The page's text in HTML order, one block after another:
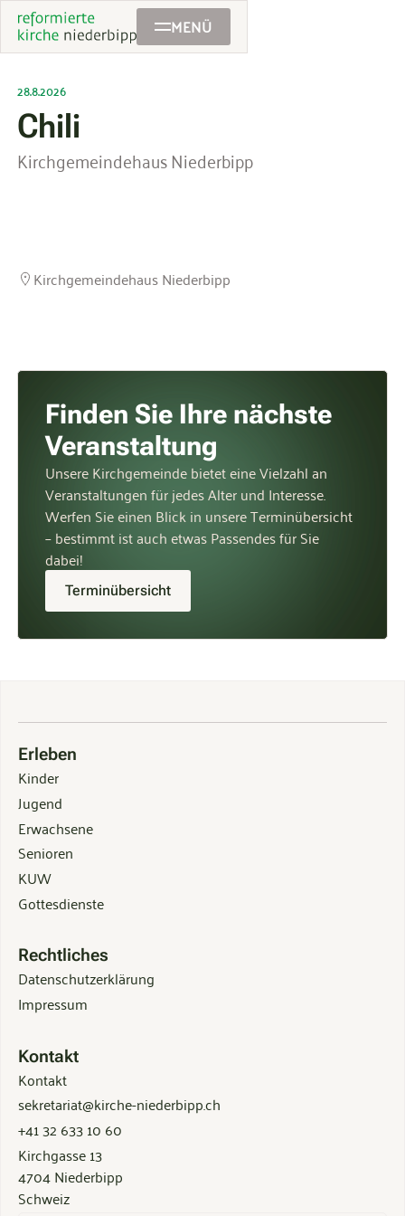
MENÜ
28.8.2026
Chili
Kirchgemeindehaus Niederbipp
Kirchgemeindehaus Niederbipp
Finden Sie Ihre nächste
Veranstaltung
Unsere Kirchgemeinde bietet eine Vielzahl an
Veranstaltungen für jedes Alter und Interesse.
Werfen Sie einen Blick in unsere Terminübersicht
– bestimmt ist auch etwas Passendes für Sie
dabei!
Terminübersicht
Erleben
Kinder
Jugend
Erwachsene
Senioren
KUW
Gottesdienste
Rechtliches
Datenschutzerklärung
Impressum
Kontakt
Kontakt
sekretariat@kirche-niederbipp.ch
+41 32 633 10 60
Kirchgasse 13
4704 Niederbipp
Schweiz